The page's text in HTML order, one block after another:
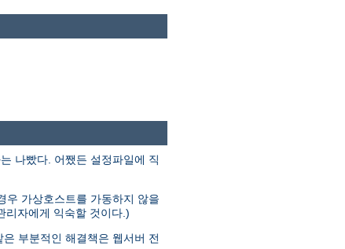
나빴다. 어쨌든 설정파일에 직
우 가상호스트를 가동하지 않을
리자에게 익숙할 것이다.)
부분적인 해결책은 웹서버 전